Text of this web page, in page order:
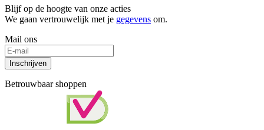
Blijf op de hoogte van onze acties
We gaan vertrouwelijk met je gegevens om.
Mail ons
Inschrijven
Betrouwbaar shoppen